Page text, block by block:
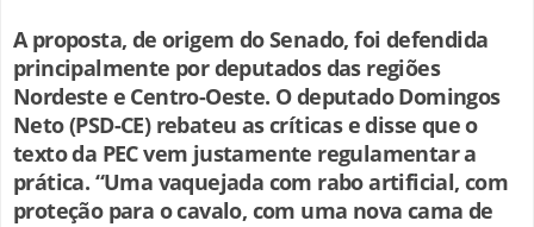
A proposta, de origem do Senado, foi defendida
principalmente por deputados das regiões
Nordeste e Centro-Oeste. O deputado Domingos
Neto (PSD-CE) rebateu as críticas e disse que o
texto da PEC vem justamente regulamentar a
prática. “Uma vaquejada com rabo artificial, com
proteção para o cavalo, com uma nova cama de